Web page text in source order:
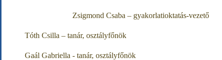
Zsigmond Csaba – gyakorlatioktatás-vezető
Tóth Csilla – tanár, osztályfőnök
Gaál Gabriella - tanár, osztályfőnök